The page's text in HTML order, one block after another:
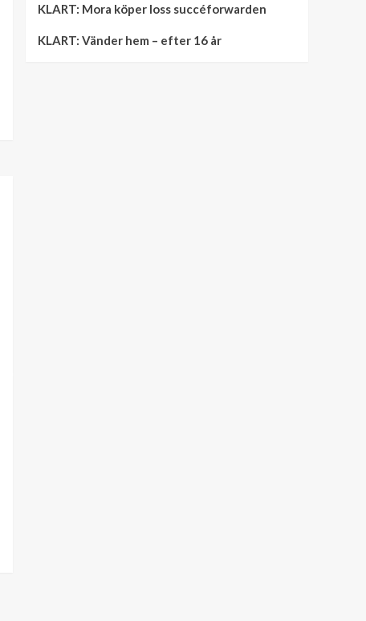
KLART: Mora köper loss succéforwarden
KLART: Vänder hem – efter 16 år